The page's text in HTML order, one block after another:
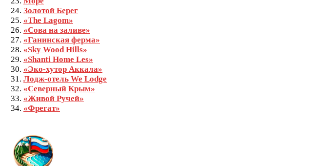
Золотой Берег
«The Lagom»
«Сова на заливе»
«Ганинская ферма»
«Sky Wood Hills»
«Shanti Home Les»
«Эко-хутор Аккала»
Лодж-отель We Lodge
«Северный Крым»
«Живой Ручей»
«Фрегат»